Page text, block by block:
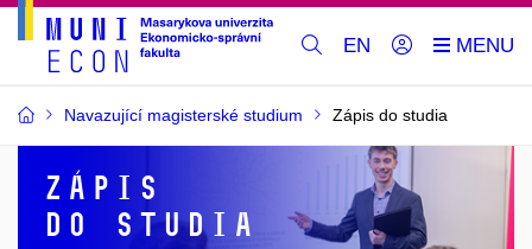
EN
Navazující magisterské studium Zápis do studia
Zápis
do studia